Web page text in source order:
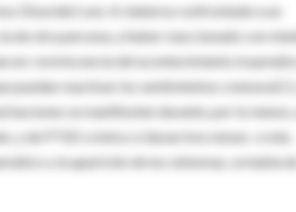
Disorder) son: A. haberse confrontado a un
de otra persona, y haber reaccionado con
en: reviviscencia del acontecimiento traumático
puedan reactivar los sentimientos conexos(C);
se manifiesten durante, por lo menos,
y de PTSD crónico si duran tres meses o más.
y la aparición de los síntomas, se habla de